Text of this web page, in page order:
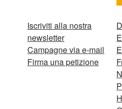
Iscriviti alla nostra
newsletter
Campagne via e-mail
Firma una petizione